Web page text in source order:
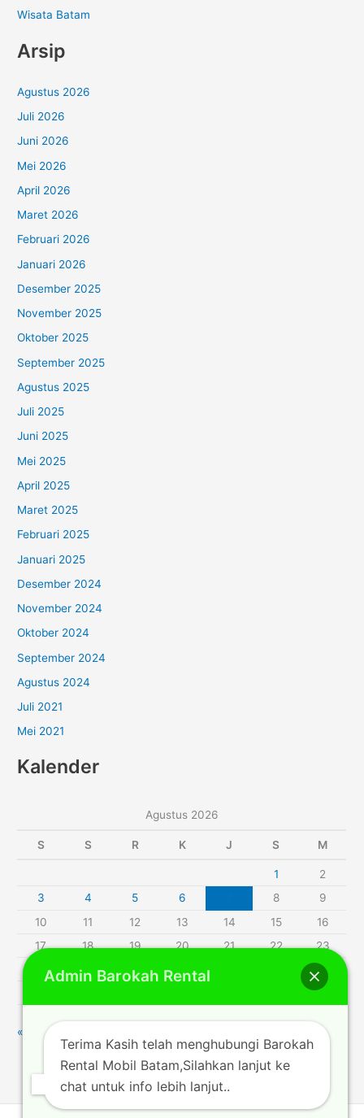
Wisata Batam
Arsip
Agustus 2026
Juli 2026
Juni 2026
Mei 2026
April 2026
Maret 2026
Februari 2026
Januari 2026
Desember 2025
November 2025
Oktober 2025
September 2025
Agustus 2025
Juli 2025
Juni 2025
Mei 2025
April 2025
Maret 2025
Februari 2025
Januari 2025
Desember 2024
November 2024
Oktober 2024
September 2024
Agustus 2024
Juli 2021
Mei 2021
Kalender
Agustus 2026
S S R K J S M
1
2
3
4 5 6 8
9
10
11 12 13 14 15
16
17
18 19 20 21 22
23
24
25 26
30
« Jul
Admin Barokah Rental
Terima Kasih telah menghubungi Barokah
Rental Mobil Batam,Silahkan lanjut ke
chat untuk info lebih lanjut..